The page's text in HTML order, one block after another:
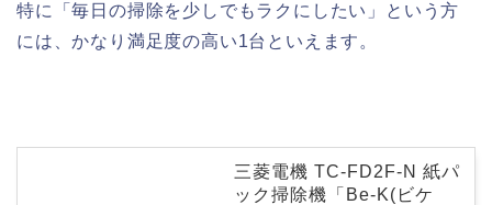
特に「毎日の掃除を少しでもラクにしたい」という方
には、かなり満足度の高い1台といえます。
三菱電機 TC-FD2F-N 紙パ
ック掃除機「Be-K(ビケ